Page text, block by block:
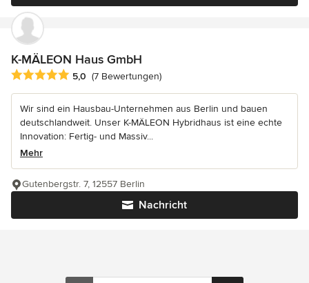
K-MÄLEON Haus GmbH
Durchschnittliche Bewertung: 5 von 5 Sternen
5,0 (7 Bewertungen)
Wir sind ein Hausbau-Unternehmen aus Berlin und bauen
deutschlandweit. Unser K-MÄLEON Hybridhaus ist eine echte
Innovation: Fertig- und Massiv...
Mehr
Nachricht
Gutenbergstr. 7, 12557 Berlin